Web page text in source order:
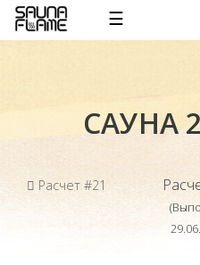
☰
САУНА
Расчет #21